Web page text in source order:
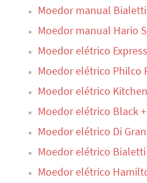
Moedor manual Bialetti
Moedor manual Hario
Moedor elétrico
Moedor elétrico Philco
Moedor elétrico
Moedor elétrico Black
Moedor elétrico Di
Moedor elétrico Bialetti
Moedor elétrico